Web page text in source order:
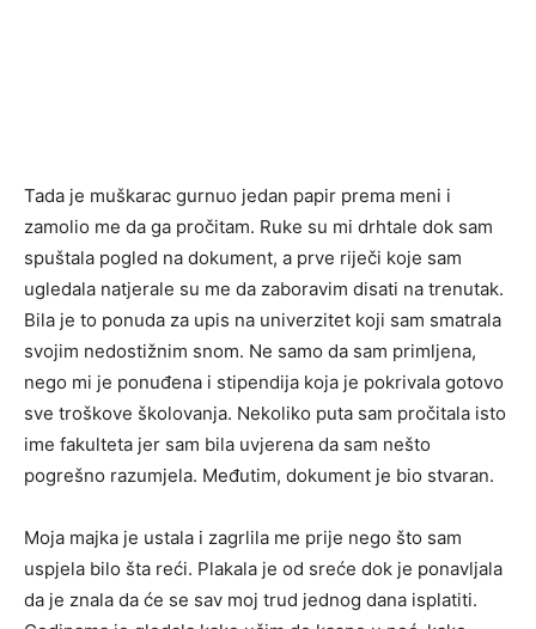
Tada je muškarac gurnuo jedan papir prema meni i
zamolio me da ga pročitam. Ruke su mi drhtale dok sam
spuštala pogled na dokument, a prve riječi koje sam
ugledala natjerale su me da zaboravim disati na trenutak.
Bila je to ponuda za upis na univerzitet koji sam smatrala
svojim nedostižnim snom. Ne samo da sam primljena,
nego mi je ponuđena i stipendija koja je pokrivala gotovo
sve troškove školovanja. Nekoliko puta sam pročitala isto
ime fakulteta jer sam bila uvjerena da sam nešto
pogrešno razumjela. Međutim, dokument je bio stvaran.
Moja majka je ustala i zagrlila me prije nego što sam
uspjela bilo šta reći. Plakala je od sreće dok je ponavljala
da je znala da će se sav moj trud jednog dana isplatiti.